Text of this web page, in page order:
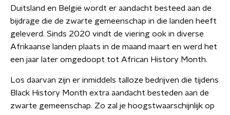
Duitsland en België wordt er aandacht besteed aan de
bijdrage die de zwarte gemeenschap in die landen heeft
geleverd. Sinds 2020 vindt de viering ook in diverse
Afrikaanse landen plaats in de maand maart en werd het
een jaar later omgedoopt tot African History Month.
Los daarvan zijn er inmiddels talloze bedrijven die tijdens
Black History Month extra aandacht besteden aan de
zwarte gemeenschap. Zo zal je hoogstwaarschijnlijk op